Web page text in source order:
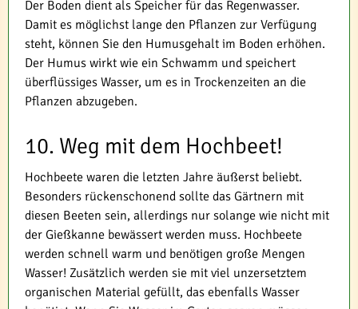
Der Boden dient als Speicher für das Regenwasser.
Damit es möglichst lange den Pflanzen zur Verfügung
steht, können Sie den Humusgehalt im Boden erhöhen.
Der Humus wirkt wie ein Schwamm und speichert
überflüssiges Wasser, um es in Trockenzeiten an die
Pflanzen abzugeben.
10. Weg mit dem Hochbeet!
Hochbeete waren die letzten Jahre äußerst beliebt.
Besonders rückenschonend sollte das Gärtnern mit
diesen Beeten sein, allerdings nur solange wie nicht mit
der Gießkanne bewässert werden muss. Hochbeete
werden schnell warm und benötigen große Mengen
Wasser! Zusätzlich werden sie mit viel unzersetztem
organischen Material gefüllt, das ebenfalls Wasser